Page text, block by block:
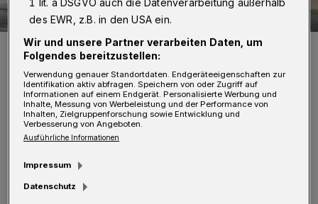
Symbolbild.
Foto: Polizei / Jochen Tack
N
Jährige mit ihrem Pedelec in Richtung
Karlstraße, als auf Höhe der Einmündung
1 lit. a DSGVO auch die Datenverarbeitung außerhalb
des EWR, z.B. in den USA ein.
Wir und unsere Partner verarbeiten Daten, um
Folgendes bereitzustellen:
Verwendung genauer Standortdaten. Endgeräteeigenschaften zur
Identifikation aktiv abfragen. Speichern von oder Zugriff auf
Informationen auf einem Endgerät. Personalisierte Werbung und
Inhalte, Messung von Werbeleistung und der Performance von
Inhalten, Zielgruppenforschung sowie Entwicklung und
Verbesserung von Angeboten.
Ausführliche Informationen
Impressum
Datenschutz